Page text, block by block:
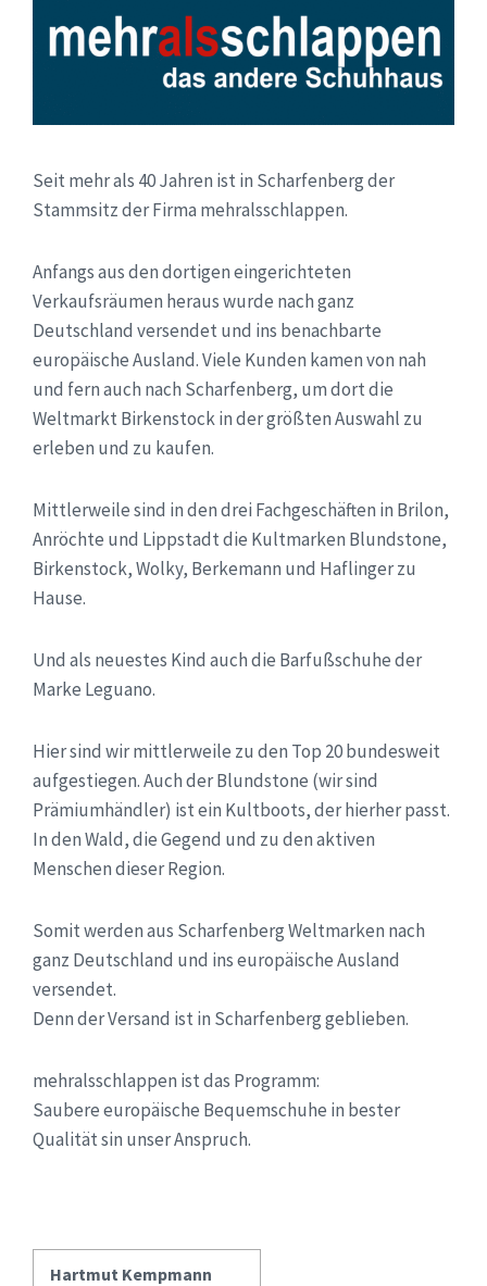
Seit mehr als 40 Jahren ist in Scharfenberg der
Stammsitz der Firma mehralsschlappen.
Anfangs aus den dortigen eingerichteten
Verkaufsräumen heraus wurde nach ganz
Deutschland versendet und ins benachbarte
europäische Ausland. Viele Kunden kamen von nah
und fern auch nach Scharfenberg, um dort die
Weltmarkt Birkenstock in der größten Auswahl zu
erleben und zu kaufen.
Mittlerweile sind in den drei Fachgeschäften in Brilon,
Anröchte und Lippstadt die Kultmarken Blundstone,
Birkenstock, Wolky, Berkemann und Haflinger zu
Hause.
Und als neuestes Kind auch die Barfußschuhe der
Marke Leguano.
Hier sind wir mittlerweile zu den Top 20 bundesweit
aufgestiegen. Auch der Blundstone (wir sind
Prämiumhändler) ist ein Kultboots, der hierher passt.
In den Wald, die Gegend und zu den aktiven
Menschen dieser Region.
Somit werden aus Scharfenberg Weltmarken nach
ganz Deutschland und ins europäische Ausland
versendet.
Denn der Versand ist in Scharfenberg geblieben.
mehralsschlappen ist das Programm:
Saubere europäische Bequemschuhe in bester
Qualität sin unser Anspruch.
Hartmut Kempmann